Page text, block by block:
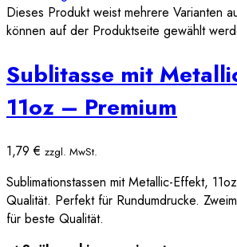
Dieses Produkt weist mehrere Varianten
können auf der Produktseite gewählt
Sublitasse mit
11oz – Premium
1,79€ zzgl. MwSt.
Sublimationstassen mit Metallic-Effekt,
Qualität. Perfekt für Rundumdrucke.
für beste Qualität.